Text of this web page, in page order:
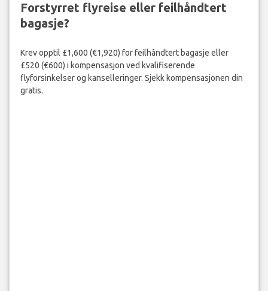
Forstyrret flyreise eller feilhåndtert
bagasje?
Krev opptil £1,600 (€1,920) for feilhåndtert bagasje eller
£520 (€600) i kompensasjon ved kvalifiserende
flyforsinkelser og kanselleringer. Sjekk kompensasjonen din
gratis.